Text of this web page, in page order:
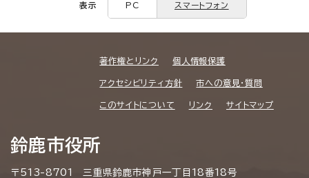
表示 PC スマートフォン
著作権とリンク 個人情報保護
アクセシビリティ方針 市への意見・質問
このサイトについて リンク サイトマップ
鈴鹿市役所
〒513-8701 三重県鈴鹿市神戸一丁目18番18号